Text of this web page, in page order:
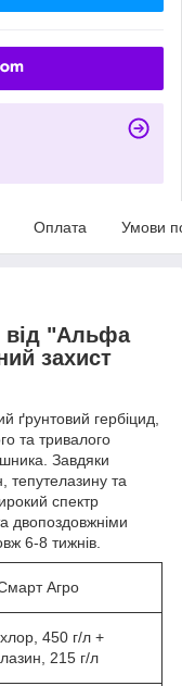
Оплата Умови
від "Альфа
захист
ґрунтовий гербіцид,
та тривалого
Завдяки
тепутелазину та
спектр
двопоздовжніми
6-8 тижнів.
Агро
450 г/л +
215 г/л